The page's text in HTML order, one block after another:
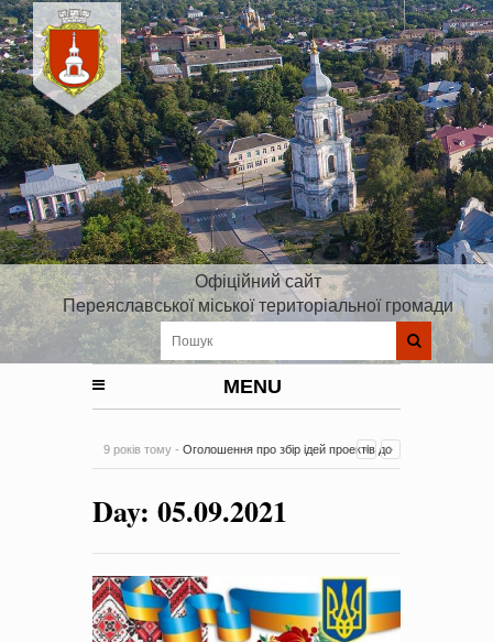
Офіційний сайт
Переяславської міської територіальної громади
MENU
9 років тому - Оголошення про збір ідей проектів до
на період 2018 – 2020 роки Оголошення про збір ідей
проектів
0 Коментарів
Day: 05.09.2021